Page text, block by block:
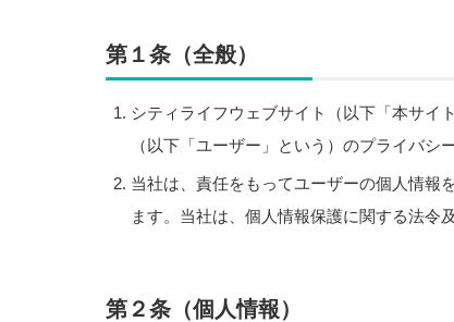
第１条（全般）
シティライフウェブサイト（以下「本サイ
（以下「ユーザー」という）のプライバシ
当社は、責任をもってユーザーの個人情報
ます。当社は、個人情報保護に関する法令
第２条（個人情報）